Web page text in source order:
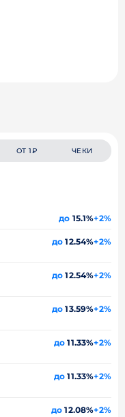
ОТ 1₽ ЧЕКИ
до 15.1%+2%
до 12.54%+2%
до 12.54%+2%
до 13.59%+2%
до 11.33%+2%
до 11.33%+2%
до 12.08%+2%